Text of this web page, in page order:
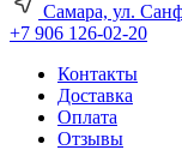
Самара, ул.
+7 906 126-02-20
Контакты
Доставка
Оплата
Отзывы